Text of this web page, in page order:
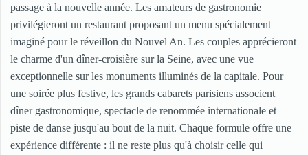
passage à la nouvelle année. Les amateurs de gastronomie
privilégieront un restaurant proposant un menu spécialement
imaginé pour le réveillon du Nouvel An. Les couples apprécieront
le charme d'un dîner-croisière sur la Seine, avec une vue
exceptionnelle sur les monuments illuminés de la capitale. Pour
une soirée plus festive, les grands cabarets parisiens associent
dîner gastronomique, spectacle de renommée internationale et
piste de danse jusqu'au bout de la nuit. Chaque formule offre une
expérience différente : il ne reste plus qu'à choisir celle qui